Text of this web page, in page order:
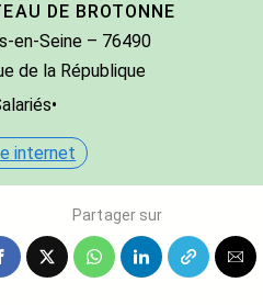
DE BROTONNE
en-Seine – 76490
de la République
•
internet
Partager sur